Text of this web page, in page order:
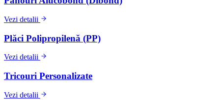
Vezi detalii
Plăci Polipropilenă (PP)
Vezi detalii
Tricouri Personalizate
Vezi detalii